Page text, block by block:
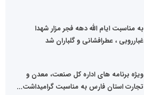
به مناسبت ایام الله دهه فجر مزار شهدا
غبارروبی ، عطرافشانی و گلباران شد
ویژه برنامه های اداره کل صنعت، معدن و
تجارت استان فارس به مناسبت گرامیداشت...